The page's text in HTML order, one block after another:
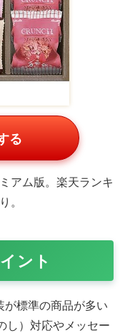
る
アム版。楽天ランキ
。
ント
標準の商品が多い
し）対応やメッセー